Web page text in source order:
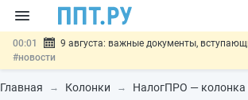
00:01
9 августа: важные документы,
#новости
07.08 Подписан закон о блокировке продажи
«Честный знак»#новости
Главная Колонки НалогПРО — колонка